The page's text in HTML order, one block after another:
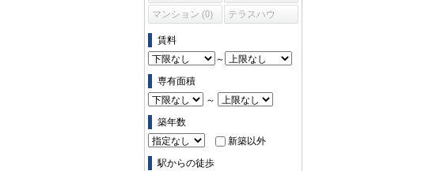
マンション (0)
テラスハウ
賃料
～
専有面積
～
築年数
新築以外
駅からの徒歩